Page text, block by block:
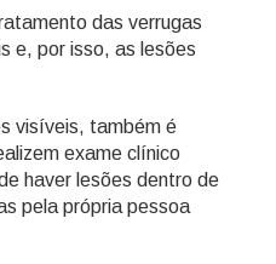
das verrugas
e, por isso, as lesões
visíveis, também é
exame clínico
haver lesões dentro de
pela própria pessoa